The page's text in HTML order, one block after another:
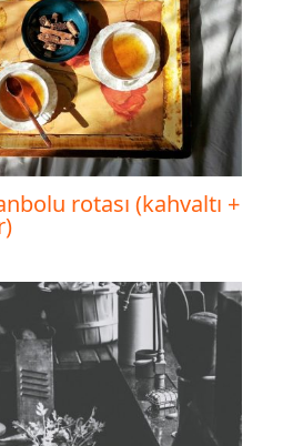
rotası (kahvaltı +